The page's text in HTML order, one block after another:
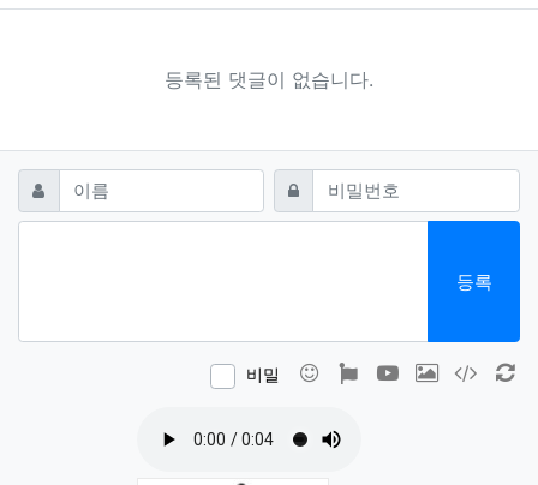
등록된 댓글이 없습니다.
댓글쓰기
이름 필수 비밀번호필수
등록
비밀 이모티콘폰트어썸
동영상 이미지 코드